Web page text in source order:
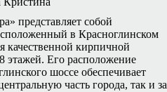
представляет собой
в Красноглинском
кирпичной
этажей. Его расположение
шоссе обеспечивает
часть города, так и за